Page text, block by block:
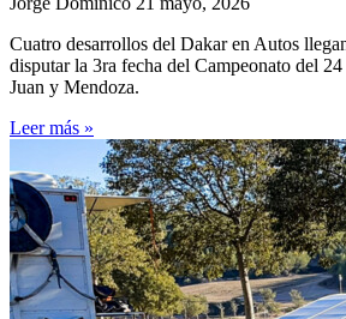
Cuatro desarrollos del Dakar en Autos
disputar la 3ra fecha del Campeonato del
Juan y Mendoza.
Leer más »